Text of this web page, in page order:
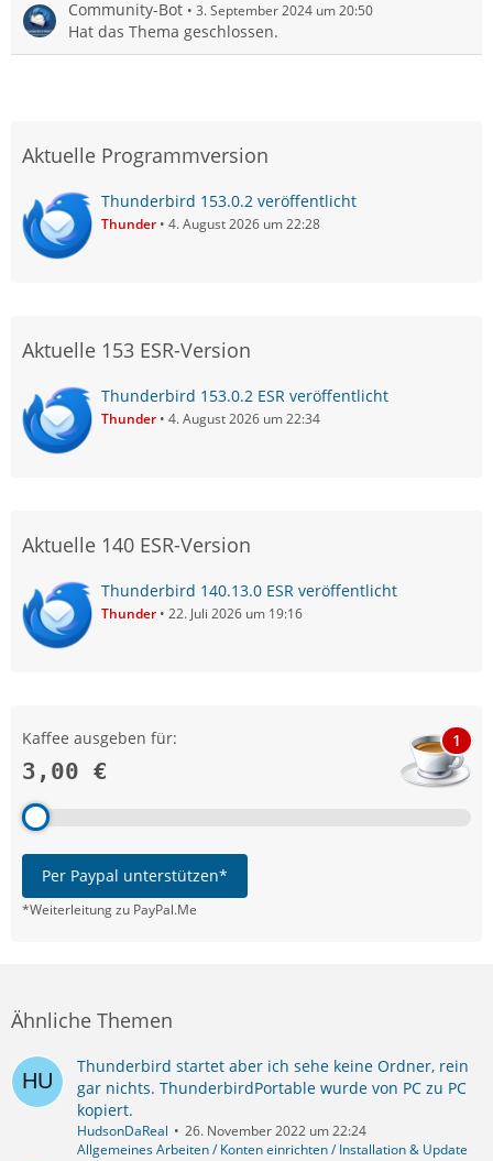
Community-Bot 3. September 2024 um 20:50
Hat das Thema geschlossen.
Aktuelle Programmversion
Thunderbird 153.0.2 veröffentlicht
Thunder 4. August 2026 um 22:28
Aktuelle 153 ESR-Version
Thunderbird 153.0.2 ESR veröffentlicht
Thunder 4. August 2026 um 22:34
Aktuelle 140 ESR-Version
Thunderbird 140.13.0 ESR veröffentlicht
Thunder 22. Juli 2026 um 19:16
Kaffee ausgeben für:
3,00 €
1
Per Paypal unterstützen*
*Weiterleitung zu PayPal.Me
Ähnliche Themen
Thunderbird startet aber ich sehe keine Ordner, rein
gar nichts. ThunderbirdPortable wurde von PC zu PC
kopiert.
HudsonDaReal
26. November 2022 um 22:24
Allgemeines Arbeiten / Konten einrichten / Installation & Update